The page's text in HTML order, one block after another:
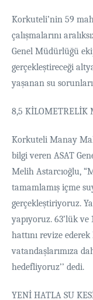
Korkuteli’nin 59
çalışmalarını
Genel Müdürlüğü
gerçekleştireceği
yaşanan su
8,5 KİLOMETRELİK
Korkuteli Manay
bilgi veren ASAT
Melih Astarcıoğlu,
tamamlamış içme
gerçekleştiriyoruz.
yapıyoruz. 63’lük
hattını revize
vatandaşlarımıza
hedefliyoruz’’ dedi.
YENİ HATLA SU